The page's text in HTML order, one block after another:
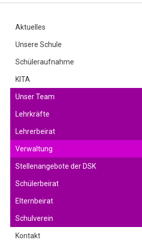
Aktuelles
Unsere Schule
Schüleraufnahme
KITA
Unser Team
Lehrkräfte
Lehrerbeirat
Verwaltung
Stellenangebote der DSK
Schülerbeirat
Elternbeirat
Schulverein
Kontakt